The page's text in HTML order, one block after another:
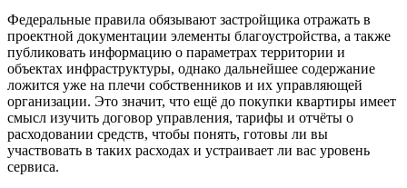
Федеральные правила обязывают застройщика отражать в
проектной документации элементы благоустройства, а также
публиковать информацию о параметрах территории и
объектах инфраструктуры, однако дальнейшее содержание
ложится уже на плечи собственников и их управляющей
организации. Это значит, что ещё до покупки квартиры имеет
смысл изучить договор управления, тарифы и отчёты о
расходовании средств, чтобы понять, готовы ли вы
участвовать в таких расходах и устраивает ли вас уровень
сервиса.